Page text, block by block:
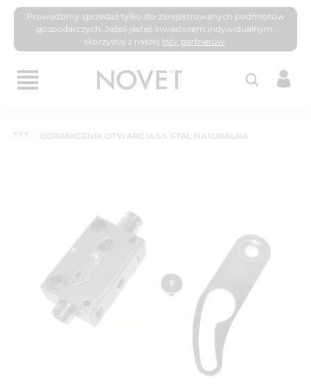
Prowadzimy sprzedaż tylko dla zarejestrowanych podmiotów
gospodarczych. Jeżeli jesteś inwestorem indywidualnym,
skorzystaj z naszej listy partnerów.
OGRANICZNIK OTWARCIA SX STAL NATURALNA